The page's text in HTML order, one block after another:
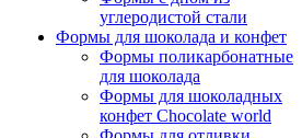
углеродистой стали
Формы для шоколада и конфет
Формы поликарбонатные
для шоколада
Формы для шоколадных
конфет Сhocolate world